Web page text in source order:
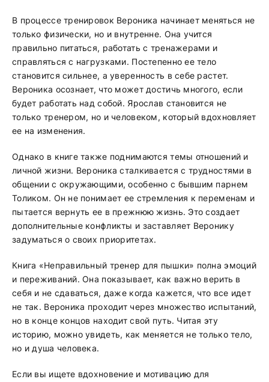
В процессе тренировок Вероника начинает меняться не
только физически, но и внутренне. Она учится
правильно питаться, работать с тренажерами и
справляться с нагрузками. Постепенно ее тело
становится сильнее, а уверенность в себе растет.
Вероника осознает, что может достичь многого, если
будет работать над собой. Ярослав становится не
только тренером, но и человеком, который вдохновляет
ее на изменения.
Однако в книге также поднимаются темы отношений и
личной жизни. Вероника сталкивается с трудностями в
общении с окружающими, особенно с бывшим парнем
Толиком. Он не понимает ее стремления к переменам и
пытается вернуть ее в прежнюю жизнь. Это создает
дополнительные конфликты и заставляет Веронику
задуматься о своих приоритетах.
Книга «Неправильный тренер для пышки» полна эмоций
и переживаний. Она показывает, как важно верить в
себя и не сдаваться, даже когда кажется, что все идет
не так. Вероника проходит через множество испытаний,
но в конце концов находит свой путь. Читая эту
историю, можно увидеть, как меняется не только тело,
но и душа человека.
Если вы ищете вдохновение и мотивацию для